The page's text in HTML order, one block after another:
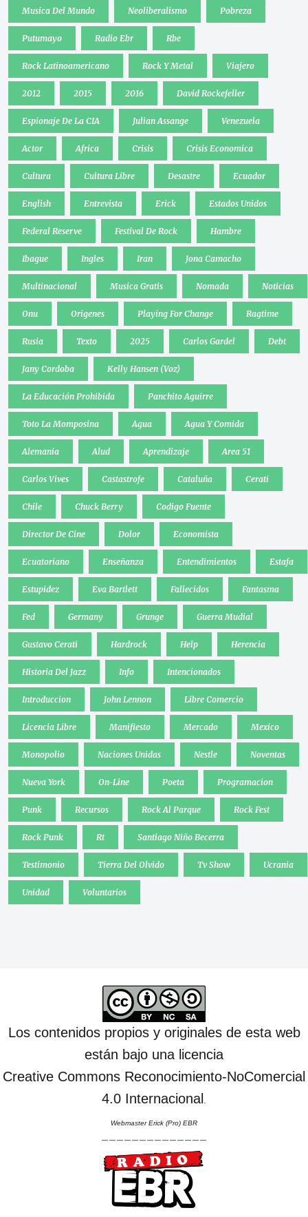
Musica Del Mundo Neoliberalismo Pobreza
Putumayo Radio Ebr Rbe
Rock Latinoamericano Rock Y Metal Viajero
2012 2015 2016 David Rockefeller
Espionaje De La CIA Julian Assange Venezuela
Actor Africa Crisis Crisis Economica
Cultura Cultura Libre Desastre Ecuador
English Entrevista Erick Estados Unidos
Federal Reserve Festival De Rock Hambre
Ibague Ingles Iran Jona Camacho
Multinacional Musica Gratis Nomada Noticias
Onu Origenes Playing For Change Ragtime
Rusia Texto 2025 Carlos Gardel Debt
Jany Cordoba Kelly Hansen (Voz)
La Educación Prohibida Panchito Aguirre
Toto La Momposina Agua Agua Y Comida
Alemania Alud Aprendizaje Area 51
Carlos Vives Castastrofe Cataluña Cerati
Chile Chuck Berry Codigo Fuente
Director De Cine Dolor Economista
Ecuatoriano Enseñanza Entendimientos Estafa
Estupidez Eva Bartlett Fallecidos Fantasma
Fed Germany Grunge Guerra Mudial
Gustavo Cerati Hardrock Help Herencia
Historia Del Jazz Info Intencionados
Introduccion John Lennon Libre Comercio
Licencia Libre Manifiesto Mercado Mexico
Monopolio Naciones Unidas Nestle Noventas
Nueva York On-Line Poeta Programacion
Punk Recursos Rock Al Parque Rock Fest
Rock Punk Rt Santiago Niño Becerra
Testimonio Tierra Del Olvido Tv Show Ucrania
Unidad Voluntarios
Los contenidos propios y originales de esta web
están bajo una licencia
Creative Commons Reconocimiento-NoComercial
4.0 Internacional
Webmaster Erick (Pro) EBR
--------------